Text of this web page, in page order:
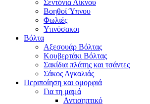
Σεντόνια Λίκνου
Βοηθοί Ύπνου
Φωλιές
Υπνόσακοι
Βόλτα
Αξεσουάρ Βόλτας
Κουβερτάκι Βόλτας
Σακίδια πλάτης και τσάντες
Σάκος Αγκαλιάς
Περιποίηση και ομορφιά
Για τη μαμά
Αντισηπτικό